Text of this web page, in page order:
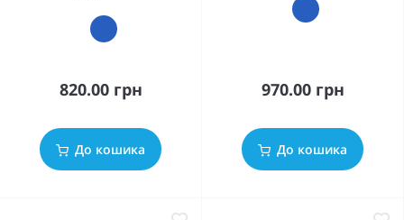
820.00 грн
До кошика
970.00 грн
До кошика